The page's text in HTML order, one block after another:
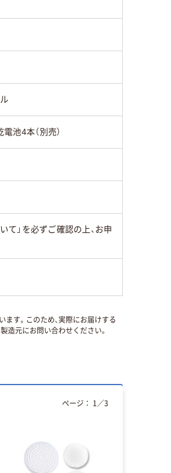
池4本（別売）
て」を必ずご確認の上、お申
ます。このため、実際にお届けする
造元にお問い合わせください。
ページ： 1 ／3